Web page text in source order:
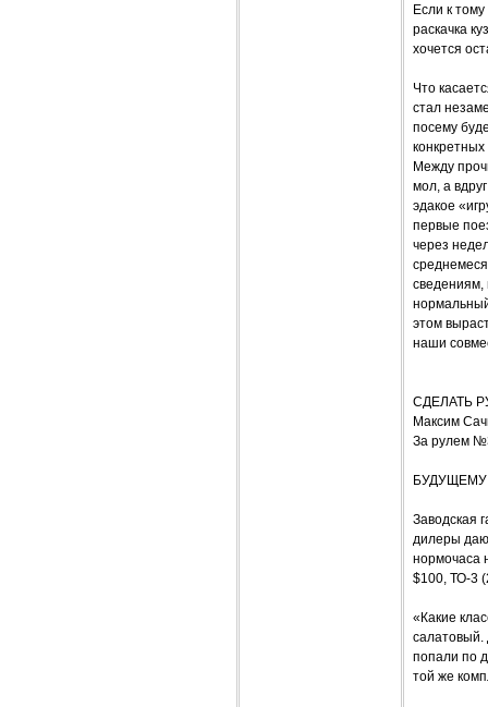
Если к
раскачка
хочется
Что
стал
посему
конкретных
Между
мол, а
эдакое
первые
через
сведениям,
этом
наши
СДЕЛАТЬ
Максим
За рулем
Заводская
дилеры
нормочаса
$100, ТО-3
«Какие
салатовый.
попали по
той же